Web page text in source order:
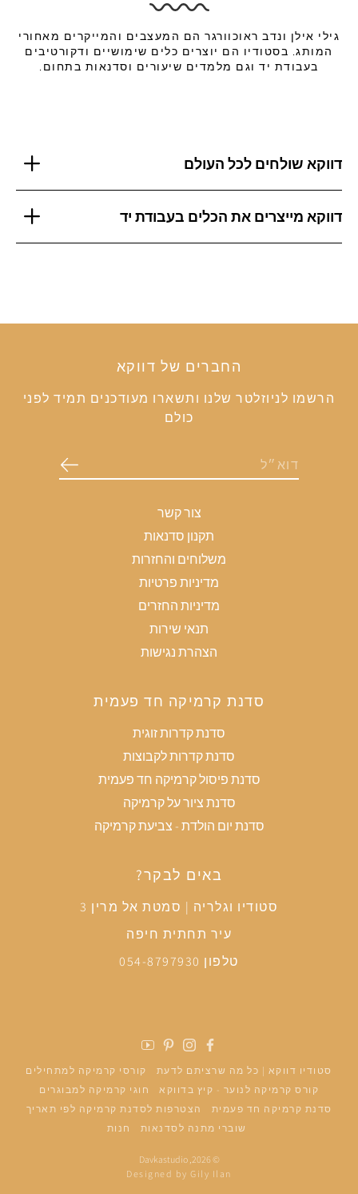
גילי אילן ונדב ראוכוורגר הם המעצבים והמייקרים מאחורי
המותג. בסטודיו הם יוצרים כלים שימושיים ודקורטיבים
בעבודת יד וגם מלמדים שיעורים וסדנאות בתחום.
דווקא שולחים לכל העולם
דווקא מייצרים את הכלים בעבודת יד
החברים של דווקא
הרשמו לניוזלטר שלנו ותשארו מעודכנים תמיד לפני
כולם
צור קשר
תקנון סדנאות
משלוחים והחזרות
מדיניות פרטיות
מדיניות החזרים
תנאי שירות
הצהרת נגישות
סדנת קרמיקה חד פעמית
סדנת קדרות זוגית
סדנת קדרות לקבוצות
סדנת פיסול קרמיקה חד פעמית
סדנת ציור על קרמיקה
סדנת יום הולדת - צביעת קרמיקה
באים לבקר?
סטודיו וגלריה | סמטת אל מרין 3
עיר תחתית חיפה
טלפון 054-8797930
סטודיו דווקא | כל מה שרציתם לדעת
קורסי קרמיקה למתחילים
קורס קרמיקה לנוער - קיץ בדווקא
חוגי קרמיקה למבוגרים
סדנת קרמיקה חד פעמית
הצטרפות לסדנת קרמיקה לפי תאריך
שוברי מתנה לסדנאות
חנות
© 2026,
Davkastudio
Designed by Gily Ilan